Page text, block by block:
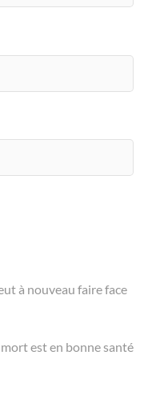
à nouveau faire face
est en bonne santé